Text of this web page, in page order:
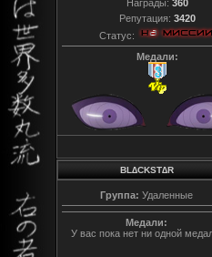
Награды: 360
Репутация: 3420
Статус:
Медали:
BL∆CKST∆R
Группа: Удаленные
Медали:
У вас пока нет ни одной